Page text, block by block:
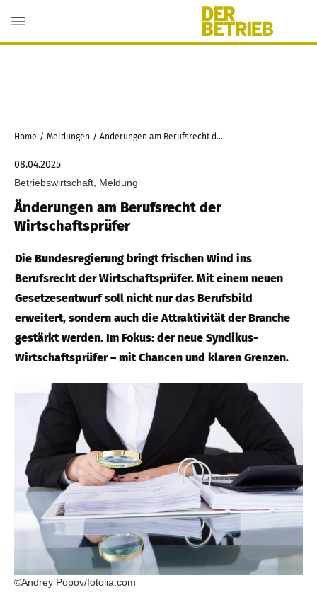
Home / Meldungen / Änderungen am Berufsrecht der Wirtschaftsprüfer
08.04.2025
Betriebswirtschaft, Meldung
Änderungen am Berufsrecht der
Wirtschaftsprüfer
Die Bundesregierung bringt frischen Wind ins
Berufsrecht der Wirtschaftsprüfer. Mit einem neuen
Gesetzesentwurf soll nicht nur das Berufsbild
erweitert, sondern auch die Attraktivität der Branche
gestärkt werden. Im Fokus: der neue Syndikus-
Wirtschaftsprüfer – mit Chancen und klaren Grenzen.
©Andrey Popov/fotolia.com